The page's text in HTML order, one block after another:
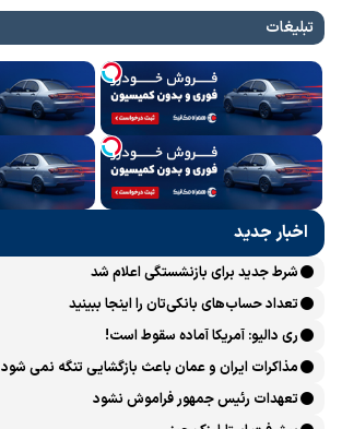
تبلیغات
اخبار جدید
شرط جدید برای بازنشستگی اعلام شد
تعداد حساب‌های بانکی‌تان را اینجا ببینید
ری دالیو: آمریکا آماده سقوط است!
مذاکرات ایران و عمان باعث بازگشایی تنگه نمی شود
تعهدات رئیس جمهور فراموش نشود